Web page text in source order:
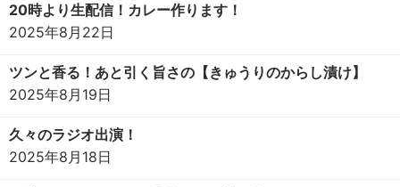
20時より生配信！カレー作ります！
2025年8月22日
ツンと香る！あと引く旨さの【きゅうりのからし漬け】
2025年8月19日
久々のラジオ出演！
2025年8月18日